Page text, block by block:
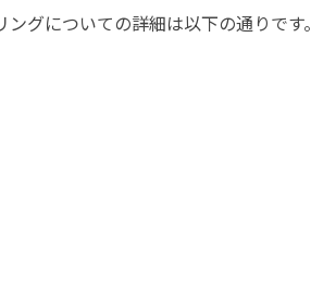
グについての詳細は以下の通りです。